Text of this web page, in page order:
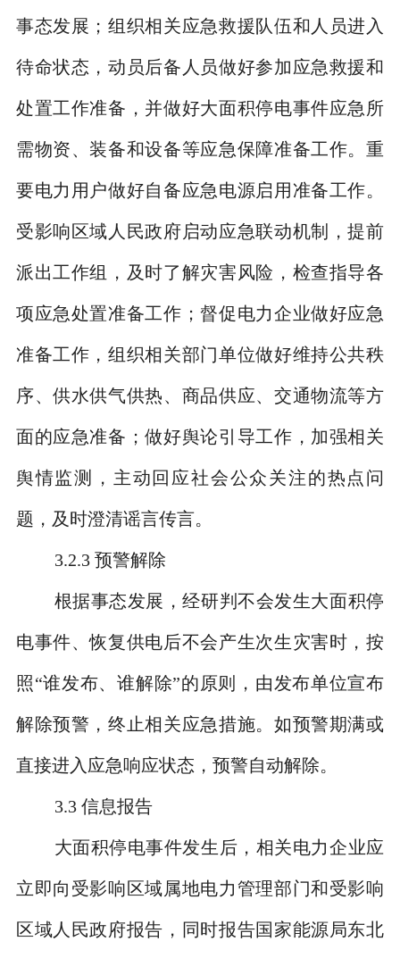
事态发展；组织相关应急救援队伍和人员进入
待命状态，动员后备人员做好参加应急救援和
处置工作准备，并做好大面积停电事件应急所
需物资、装备和设备等应急保障准备工作。重
要电力用户做好自备应急电源启用准备工作。
受影响区域人民政府启动应急联动机制，提前
派出工作组，及时了解灾害风险，检查指导各
项应急处置准备工作；督促电力企业做好应急
准备工作，组织相关部门单位做好维持公共秩
序、供水供气供热、商品供应、交通物流等方
面的应急准备；做好舆论引导工作，加强相关
舆情监测，主动回应社会公众关注的热点问
题，及时澄清谣言传言。
3.2.3 预警解除
根据事态发展，经研判不会发生大面积停
电事件、恢复供电后不会产生次生灾害时，按
照“谁发布、谁解除”的原则，由发布单位宣布
解除预警，终止相关应急措施。如预警期满或
直接进入应急响应状态，预警自动解除。
3.3 信息报告
大面积停电事件发生后，相关电力企业应
立即向受影响区域属地电力管理部门和受影响
区域人民政府报告，同时报告国家能源局东北